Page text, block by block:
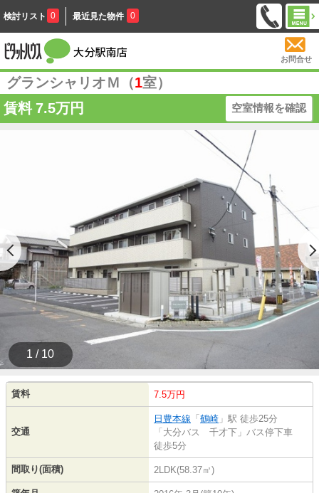
検討リスト 0 最近見た物件 0
お問合せ
グランシャリオＭ（1室）
賃料 7.5万円 空室情報を確認
1 / 10
賃料 7.5万円
交通
日豊本線 「 鶴崎 」駅 徒歩25分
「大分バス 千才下」バス停下車
徒歩5分
間取り(面積) 2LDK(58.37㎡)